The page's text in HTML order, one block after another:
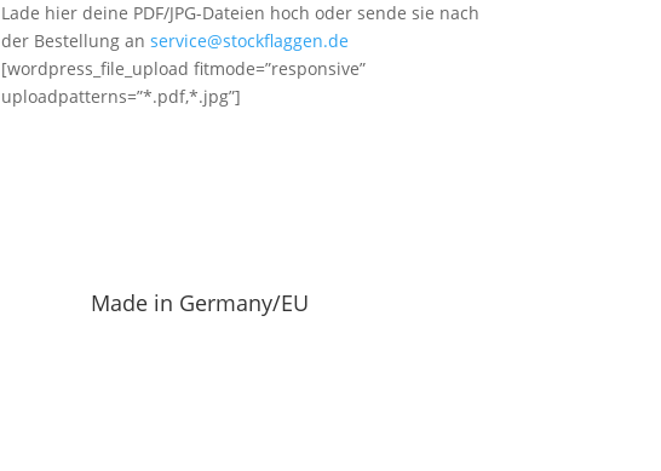
Lade hier deine PDF/JPG-Dateien hoch oder sende sie nach
der Bestellung an service@stockflaggen.de
[wordpress_file_upload fitmode=”responsive”
uploadpatterns=”*.pdf,*.jpg”]
Made in Germany/EU